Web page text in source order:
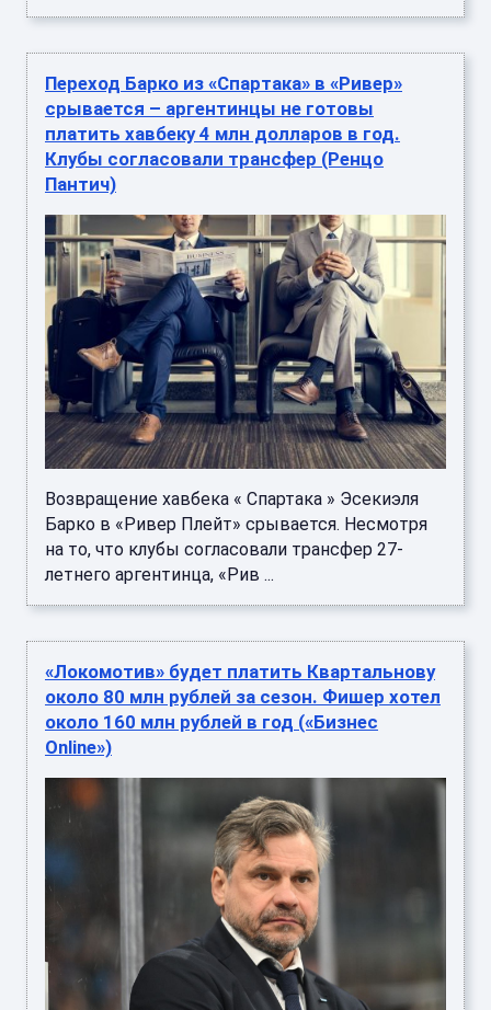
Переход Барко из «Спартака» в «Ривер»
срывается – аргентинцы не готовы
платить хавбеку 4 млн долларов в год.
Клубы согласовали трансфер (Ренцо
Пантич)
Возвращение хавбека « Спартака » Эсекиэля
Барко в «Ривер Плейт» срывается. Несмотря
на то, что клубы согласовали трансфер 27-
летнего аргентинца, «Рив ...
«Локомотив» будет платить Квартальнову
около 80 млн рублей за сезон. Фишер хотел
около 160 млн рублей в год («Бизнес
Online»)